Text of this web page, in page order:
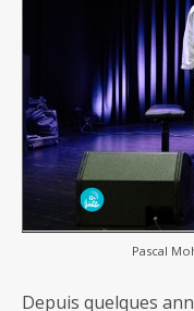
Pascal
Depuis quelques